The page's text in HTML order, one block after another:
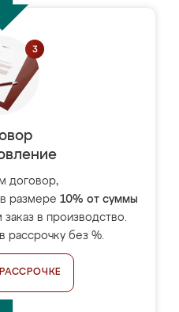
договор,
размере 10% от суммы
в производство.
рассрочку без %.